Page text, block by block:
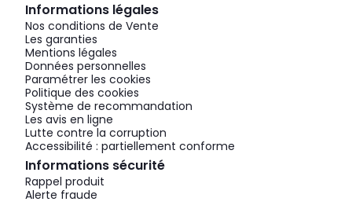
Informations légales
Nos conditions de Vente
Les garanties
Mentions légales
Données personnelles
Paramétrer les cookies
Politique des cookies
Système de recommandation
Les avis en ligne
Lutte contre la corruption
Accessibilité : partiellement conforme
Informations sécurité
Rappel produit
Alerte fraude